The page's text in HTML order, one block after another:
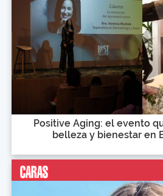
Positive Aging: el evento
belleza y bienestar en